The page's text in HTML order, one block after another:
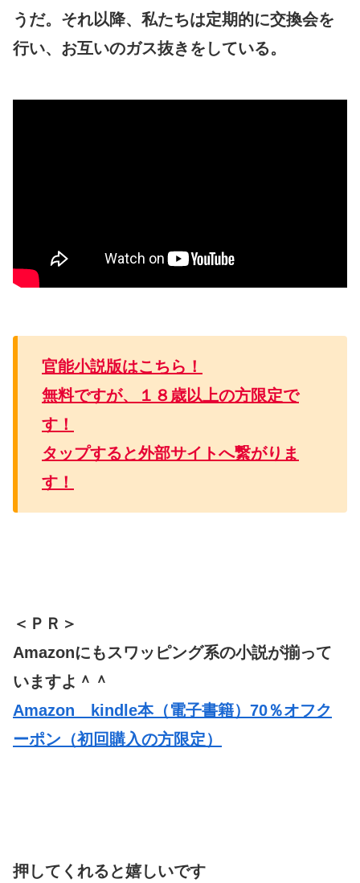
うだ。それ以降、私たちは定期的に交換会を
行い、お互いのガス抜きをしている。
官能小説版はこちら！
無料ですが、１８歳以上の方限定で
す！
タップすると外部サイトへ繋がりま
す！
＜ＰＲ＞
Amazonにもスワッピング系の小説が揃って
いますよ＾＾
Amazon kindle本（電子書籍）70％オフク
ーポン（初回購入の方限定）
押してくれると嬉しいです